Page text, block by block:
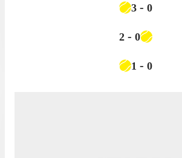
3 - 0
2 - 0
1 - 0